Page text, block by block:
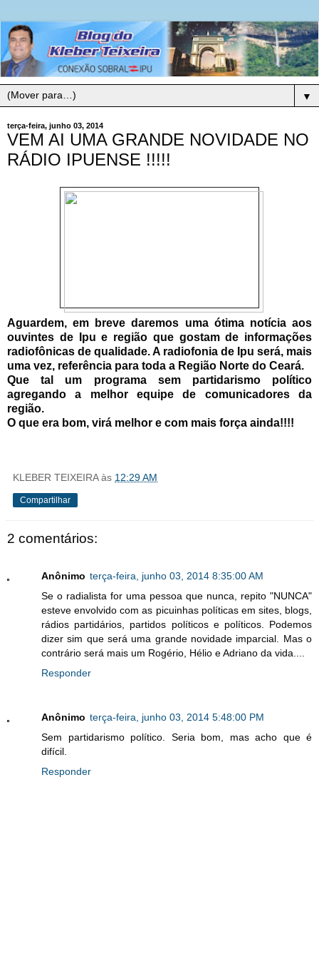
▼
terça-feira, junho 03, 2014
VEM AI UMA GRANDE NOVIDADE NO
RÁDIO IPUENSE !!!!!
Aguardem, em breve daremos uma ótima notícia aos
ouvintes de Ipu e região que gostam de informações
radiofônicas de qualidade. A radiofonia de Ipu será, mais
uma vez, referência para toda a Região Norte do Ceará.
Que tal um programa sem partidarismo político
agregando a melhor equipe de comunicadores da
região.
O que era bom, virá melhor e com mais força ainda!!!!
KLEBER TEIXEIRA às 12:29 AM
Compartilhar
2 comentários:
Anônimo terça-feira, junho 03, 2014 8:35:00 AM
Se o radialista for uma pessoa que nunca, repito "NUNCA"
esteve envolvido com as picuinhas políticas em sites, blogs,
rádios partidários, partidos políticos e políticos. Podemos
dizer sim que será uma grande novidade imparcial. Mas o
contrário será mais um Rogério, Hélio e Adriano da vida....
Responder
Anônimo terça-feira, junho 03, 2014 5:48:00 PM
Sem partidarismo político. Seria bom, mas acho que é
difícil.
Responder